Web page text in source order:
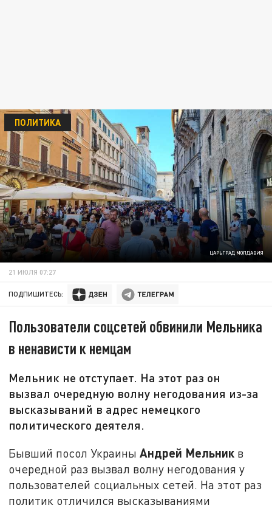
ЦАРЬГРАД МОЛДАВИЯ
ПОЛИТИКА
21 ИЮЛЯ 07:27
ПОДПИШИТЕСЬ:
Пользователи соцсетей обвинили Мельника
в ненависти к немцам
Мельник не отступает. На этот раз он
вызвал очередную волну негодования из-за
высказываний в адрес немецкого
политического деятеля.
Бывший посол УкраиныАндрей Мельник в
очередной раз вызвал волну негодования у
пользователей социальных сетей. На этот раз
политик отличился высказываниями